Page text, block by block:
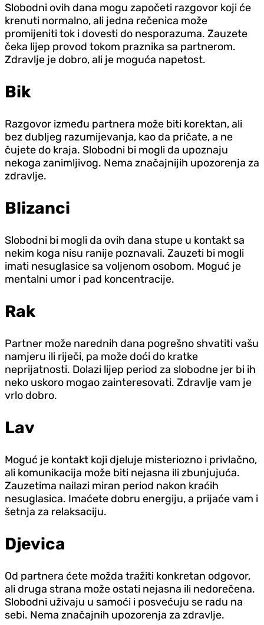
Slobodni ovih dana mogu započeti razgovor koji će
krenuti normalno, ali jedna rečenica može
promijeniti tok i dovesti do nesporazuma. Zauzete
čeka lijep provod tokom praznika sa partnerom.
Zdravlje je dobro, ali je moguća napetost.
Bik
Razgovor između partnera može biti korektan, ali
bez dubljeg razumijevanja, kao da pričate, a ne
čujete do kraja. Slobodni bi mogli da upoznaju
nekoga zanimljivog. Nema značajnijih upozorenja za
zdravlje.
Blizanci
Slobodni bi mogli da ovih dana stupe u kontakt sa
nekim koga nisu ranije poznavali. Zauzeti bi mogli
imati nesuglasice sa voljenom osobom. Moguć je
mentalni umor i pad koncentracije.
Rak
Partner može narednih dana pogrešno shvatiti vašu
namjeru ili riječi, pa može doći do kratke
neprijatnosti. Dolazi lijep period za slobodne jer bi ih
neko uskoro mogao zainteresovati. Zdravlje vam je
vrlo dobro.
Lav
Moguć je kontakt koji djeluje misteriozno i privlačno,
ali komunikacija može biti nejasna ili zbunjujuća.
Zauzetima nailazi miran period nakon kraćih
nesuglasica. Imaćete dobru energiju, a prijaće vam i
šetnja za relaksaciju.
Djevica
Od partnera ćete možda tražiti konkretan odgovor,
ali druga strana može ostati nejasna ili nedorečena.
Slobodni uživaju u samoći i posvećuju se radu na
sebi. Nema značajnih upozorenja za zdravlje.